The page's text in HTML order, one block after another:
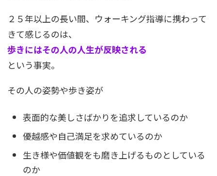
２５年以上の長い間、ウォーキング指導に携わって
きて感じるのは、
歩きにはその人の人生が反映される
という事実。
その人の姿勢や歩き姿が
表面的な美しさばかりを追求しているのか
優越感や自己満足を求めているのか
生き様や価値観をも磨き上げるものとしている
のか